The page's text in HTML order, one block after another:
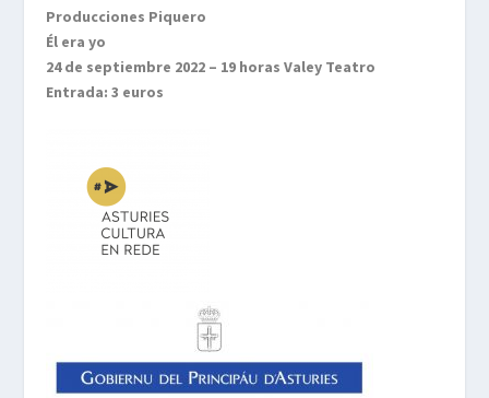
Producciones Piquero
Él era yo
24 de septiembre 2022 – 19 horas Valey Teatro
Entrada: 3 euros